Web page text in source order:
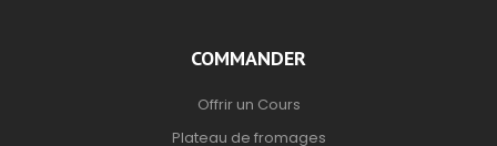
COMMANDER
Offrir un Cours
Plateau de fromages